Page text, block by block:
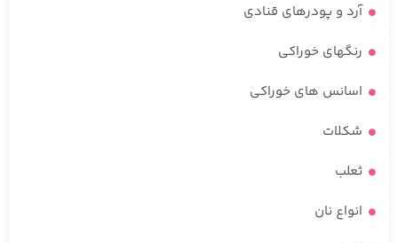
آرد و پودرهای قنادی
رنگهای خوراکی
اسانس های خوراکی
شکلات
ثعلب
انواع نان